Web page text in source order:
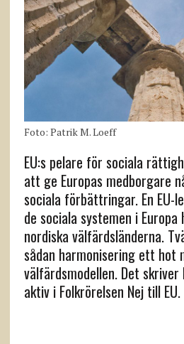
Foto: Patrik M. Loeff
EU:s pelare för sociala
att ge Europas medborgare
sociala förbättringar. En EU-
de sociala systemen i
nordiska välfärdsländerna.
sådan harmonisering ett hot
välfärdsmodellen. Det
aktiv i Folkrörelsen Nej till EU.